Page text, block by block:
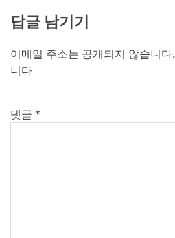
답글 남기기
이메일 주소는 공개되지 않습니다.
니다
댓글 *